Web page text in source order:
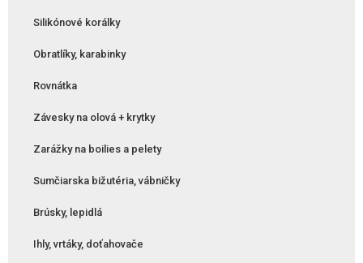
Silikónové korálky
Obratlíky, karabinky
Rovnátka
Závesky na olová + krytky
Zarážky na boilies a pelety
Sumčiarska bižutéria, vábničky
Brúsky, lepidlá
Ihly, vrtáky, doťahovače